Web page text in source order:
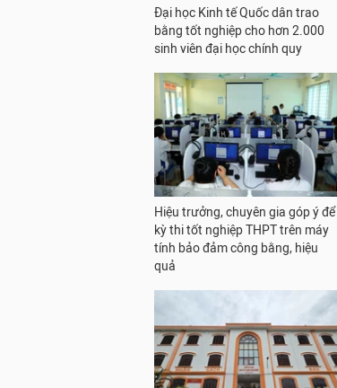
Đại học Kinh tế Quốc dân trao
bằng tốt nghiệp cho hơn 2.000
sinh viên đại học chính quy
Hiệu trưởng, chuyên gia góp ý để
kỳ thi tốt nghiệp THPT trên máy
tính bảo đảm công bằng, hiệu
quả